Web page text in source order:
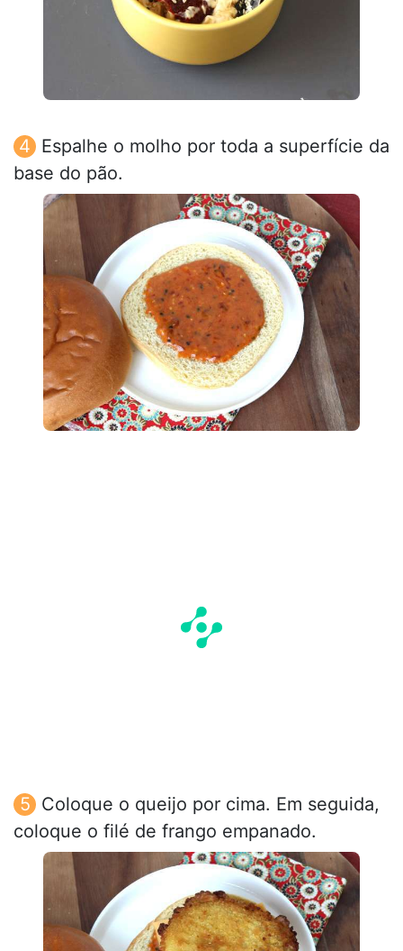
Espalhe o molho por toda a superfície da
base do pão.
Coloque o queijo por cima. Em seguida,
coloque o filé de frango empanado.